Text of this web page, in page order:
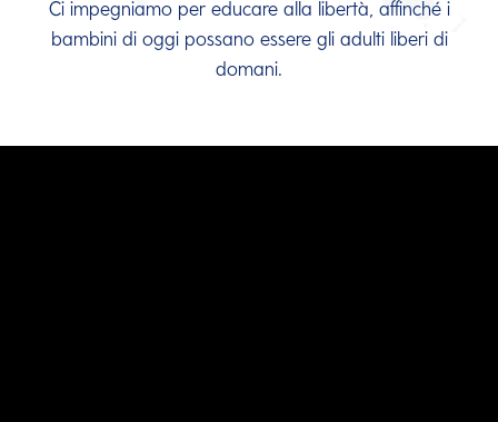
bambini di oggi possano essere gli adulti liberi di
domani.